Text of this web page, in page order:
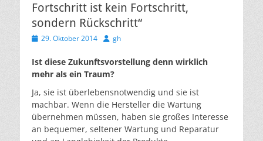
Fortschritt ist kein Fortschritt,
sondern Rückschritt“
Veröffentlicht
29. Oktober 2014 Autor
gh
Ist diese Zukunftsvorstellung denn wirklich
mehr als ein Traum?
Ja, sie ist überlebensnotwendig und sie ist
machbar. Wenn die Hersteller die Wartung
übernehmen müssen, haben sie großes Interesse
an bequemer, seltener Wartung und Reparatur